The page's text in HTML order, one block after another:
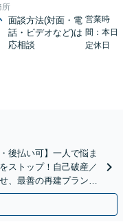
所
面談方法(対面・電
話・ビデオなど)は
応相談
営業時
間：本日
定休日
後払い可】一人で悩ま
ストップ！自己破産／
、最善の再建プランを